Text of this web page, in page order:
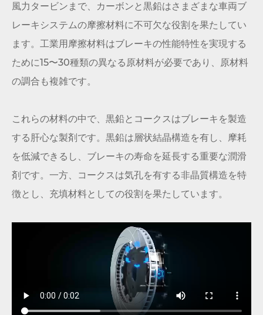
風力タービンまで、カーボンと黒鉛はさまざまな車両ブ
レーキシステムの摩擦材料に不可欠な役割を果たしてい
ます。工業用摩擦材料はブレーキの性能特性を実現する
ために15〜30種類の異なる原材料が必要であり、原材料
の調合も複雑です。
これらの材料の中で、黒鉛とコークスはブレーキを製造
する肝心な製剤です。黒鉛は層状結晶構造を有し、摩耗
を低減できるし、ブレーキの寿命を延長する重要な潤滑
剤です。一方、コークスは気孔を有する非晶質構造を特
徴とし、充填材料としての役割を果たしています。